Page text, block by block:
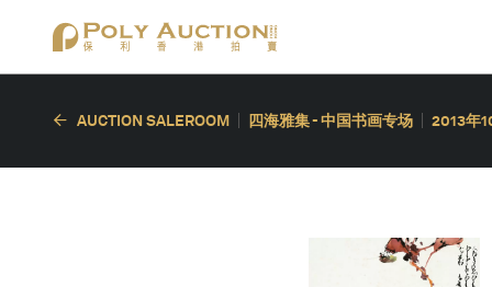
AUCTION SALEROOM 四海雅集 - 中国书画专场 2013年